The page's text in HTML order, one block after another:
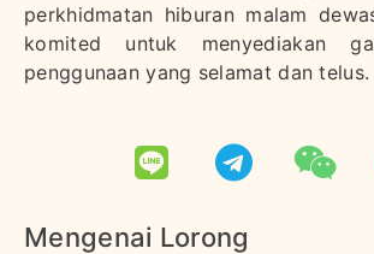
perkhidmatan hiburan malam
komited untuk menyediakan
penggunaan yang selamat dan telus.
Mengenai Lorong